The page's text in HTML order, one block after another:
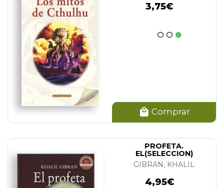
3,75€
Comprar
PROFETA.
EL(SELECCION)
GIBRAN, KHALIL
4,95€